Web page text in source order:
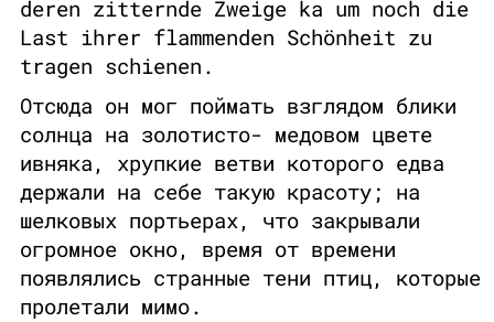
deren zitternde Zweige ka um noch die
Last ihrer flammenden Schönheit zu
tragen schienen.
Отсюда он мог поймать взглядом блики
солнца на золотисто- медовом цвете
ивняка, хрупкие ветви которого едва
держали на себе такую красоту; на
шелковых портьерах, что закрывали
огромное окно, время от времени
появлялись странные тени птиц, которые
пролетали мимо.